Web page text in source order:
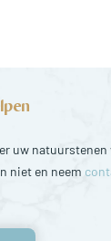
uw
niet en neem